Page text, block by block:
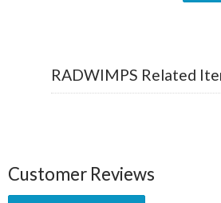
RADWIMPS Related
Customer Reviews